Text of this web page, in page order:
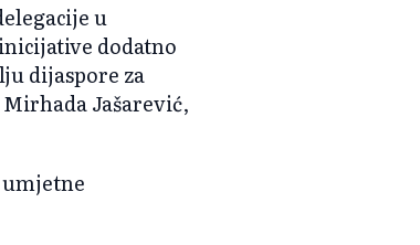
u
dodatno
dijaspore za
Jašarević,